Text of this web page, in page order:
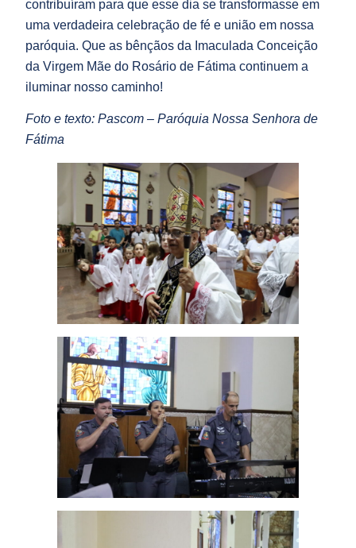
contribuíram para que esse dia se transformasse em
uma verdadeira celebração de fé e união em nossa
paróquia. Que as bênçãos da Imaculada Conceição
da Virgem Mãe do Rosário de Fátima continuem a
iluminar nosso caminho!
Foto e texto: Pascom – Paróquia Nossa Senhora de
Fátima